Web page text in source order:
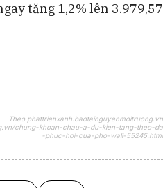
tăng 1,2% lên 3.979,57
Theo phattrienxanh.baotainguyenmoitruong.vn
chung-khoan-chau-a-du-kien-tang-theo-da
-phuc-hoi-cua-pho-wall-55245.html